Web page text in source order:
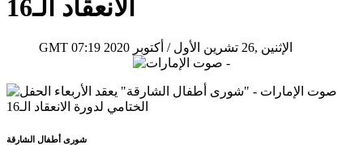
الانعقاد الـ16
GMT 07:19 2020 الإثنين ,26 تشرين الأول / أكتوبر
شورى أطفال الشارقة